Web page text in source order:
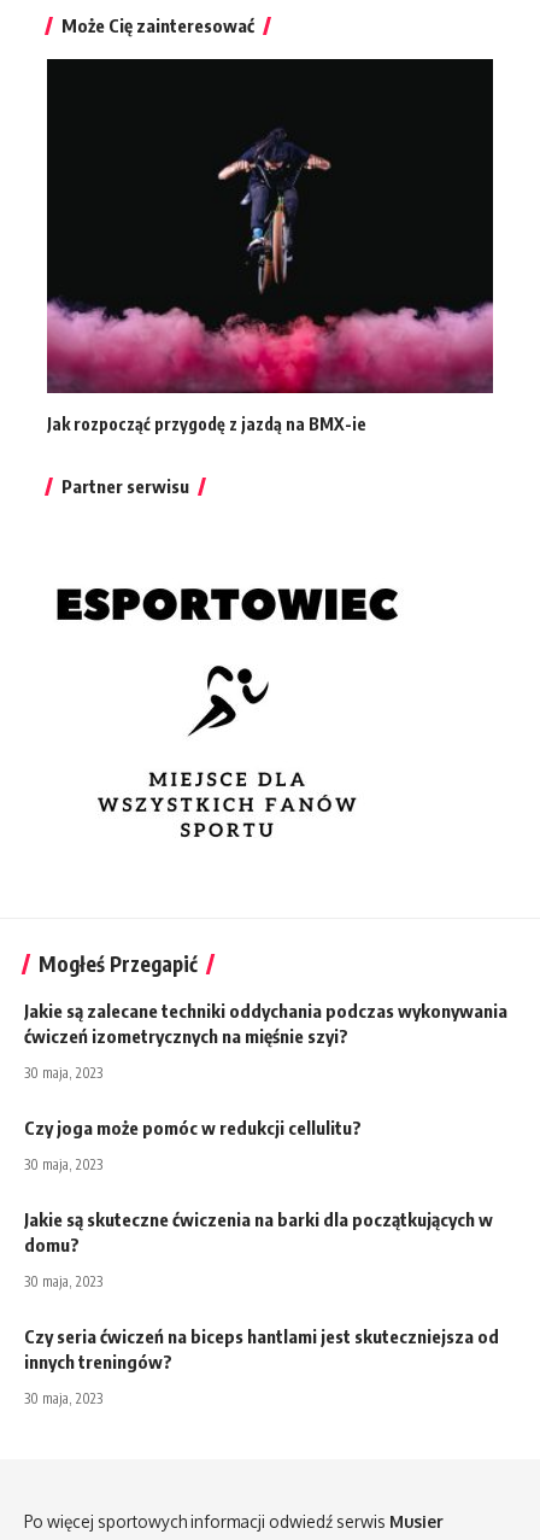
Może Cię zainteresować
Jak rozpocząć przygodę z jazdą na BMX-ie
Partner serwisu
Mogłeś Przegapić
Jakie są zalecane techniki oddychania podczas wykonywania
ćwiczeń izometrycznych na mięśnie szyi?
30 maja, 2023
Czy joga może pomóc w redukcji cellulitu?
30 maja, 2023
Jakie są skuteczne ćwiczenia na barki dla początkujących w
domu?
30 maja, 2023
Czy seria ćwiczeń na biceps hantlami jest skuteczniejsza od
innych treningów?
30 maja, 2023
Po więcej sportowych informacji odwiedź serwis Musier